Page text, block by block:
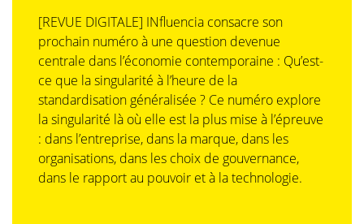
[REVUE DIGITALE] INfluencia consacre son
prochain numéro à une question devenue
centrale dans l’économie contemporaine : Qu’est-
ce que la singularité à l’heure de la
standardisation généralisée ? Ce numéro explore
la singularité là où elle est la plus mise à l’épreuve
: dans l’entreprise, dans la marque, dans les
organisations, dans les choix de gouvernance,
dans le rapport au pouvoir et à la technologie.